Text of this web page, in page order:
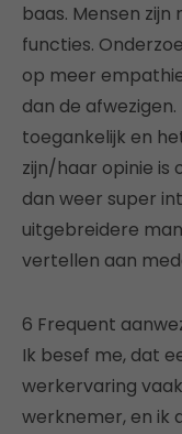
baas. Mensen
functies.
op meer
dan de
toegankelijk en
zijn/haar opinie is
dan weer super
uitgebreidere
vertellen aan
6 Frequent
Ik besef me, dat
werkervaring
werknemer, en ik